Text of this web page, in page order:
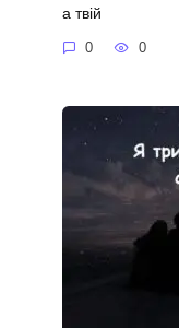
а твій
0 0